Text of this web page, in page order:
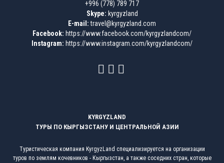
+996 (778) 789 717
Skype: kyrgyzland
E-mail: travel@kyrgyzland.com
Facebook: https://www.facebook.com/kyrgyzlandcom/
Instagram: https://www.instagram.com/kyrgyzlandcom/
KYRGYZLAND
ТУРЫ ПО КЫРГЫЗСТАНУ И ЦЕНТРАЛЬНОЙ АЗИИ
Туристическая компания KyrgyzLand специализируется на организации
туров по землям кочевников - Кыргызстан, а также соседних стран, которые